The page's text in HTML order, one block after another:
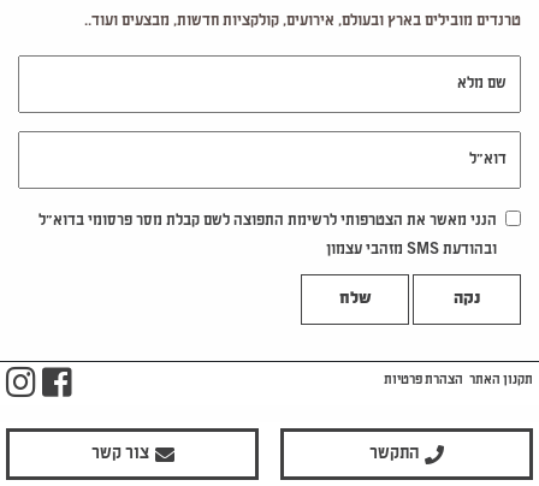
טרנדים מובילים בארץ ובעולם, אירועים, קולקציות חדשות, מבצעים ועוד..
הנני מאשר את הצטרפותי לרשימת התפוצה לשם קבלת מסר פרסומי בדוא"ל
ובהודעת SMS מזהבי עצמון
נקה
התקשר צור קשר
תקנון האתר הצהרת פרטיות